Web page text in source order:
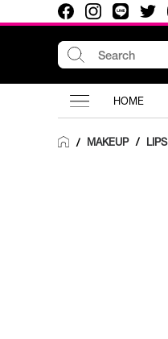
HOME
/ MAKEUP / LIPS